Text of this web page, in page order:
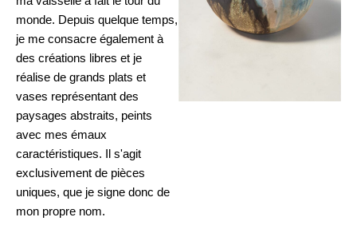
monde. Depuis quelque temps,
je me consacre également à
des créations libres et je
réalise de grands plats et
vases représentant des
paysages abstraits, peints
avec mes émaux
caractéristiques. Il s'agit
exclusivement de pièces
uniques, que je signe donc de
mon propre nom.